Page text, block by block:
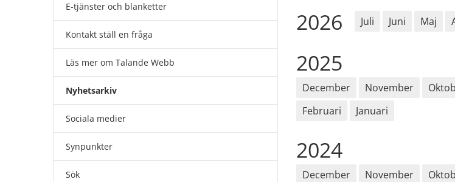
E-tjänster och blanketter
Kontakt ställ en fråga
Läs mer om Talande Webb
Nyhetsarkiv
Sociala medier
Synpunkter
Sök
2026 Juli Juni Maj
2025
December November
Februari
Januari
2024
December November